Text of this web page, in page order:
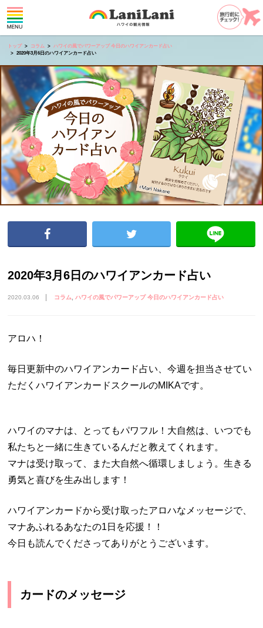
トップ コラム
ハワイの風でパワーアップ 今日のハワイアンカード占い
2020年3月6日のハワイアンカード占い
2020年3月6日のハワイアンカード占い
2020.03.06 コラム ハワイの風でパワーアップ 今日のハワイアンカード占い
アロハ！
毎日更新中のハワイアンカード占い、今週を担当させてい
ただくハワイアンカードスクールのMIKAです。
ハワイのマナは、とってもパワフル！大自然は、いつでも
私たちと一緒に生きているんだと教えてくれます。
マナは受け取って、また大自然へ循環しましょう。生きる
勇気と喜びを生み出します！
ハワイアンカードから受け取ったアロハなメッセージで、
マナあふれるあなたの1日を応援！！
今日も読んでくださってありがとうございます。
カードのメッセージ